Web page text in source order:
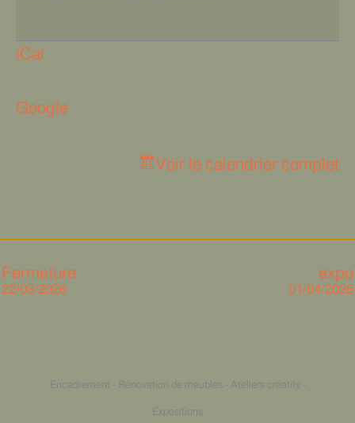
iCal
Google
Voir le calendrier complet
Fermeture
22/03/2026
expo
01/04/2026
Encadrement - Rénovation de meubles - Ateliers créatifs -
Expositions